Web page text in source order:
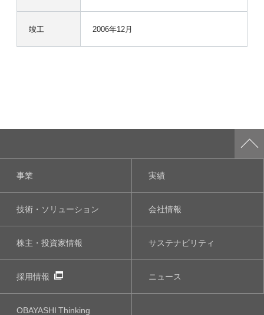
竣工 2006年12月
事業 実績
技術・ソリューション 会社情報
株主・投資家情報 サステナビリティ
採用情報 ニュース
OBAYASHIThinking